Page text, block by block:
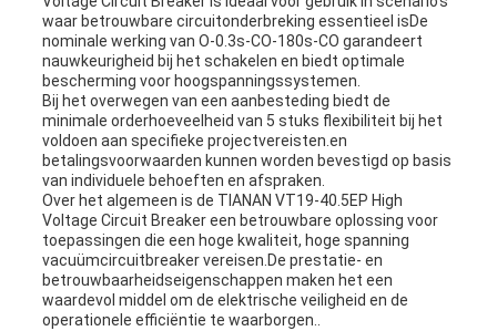
waar betrouwbare circuitonderbreking essentieel isDe
nominale werking van O-0.3s-CO-180s-CO garandeert
nauwkeurigheid bij het schakelen en biedt optimale
bescherming voor hoogspanningssystemen.
Bij het overwegen van een aanbesteding biedt de
minimale orderhoeveelheid van 5 stuks flexibiliteit bij het
voldoen aan specifieke projectvereisten.en
betalingsvoorwaarden kunnen worden bevestigd op basis
van individuele behoeften en afspraken.
Over het algemeen is de TIANAN VT19-40.5EP High
Voltage Circuit Breaker een betrouwbare oplossing voor
toepassingen die een hoge kwaliteit, hoge spanning
vacuümcircuitbreaker vereisen.De prestatie- en
betrouwbaarheidseigenschappen maken het een
waardevol middel om de elektrische veiligheid en de
operationele efficiëntie te waarborgen..